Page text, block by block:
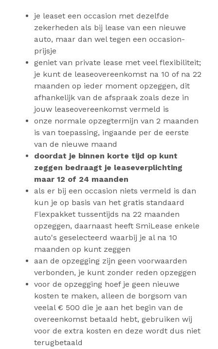
je leaset een occasion met dezelfde
zekerheden als bij lease van een nieuwe
auto, maar dan wel tegen een occasion-
prijsje
geniet van private lease met veel flexibiliteit;
je kunt de leaseovereenkomst na 10 of na 22
maanden op ieder moment opzeggen, dit
afhankelijk van de afspraak zoals deze in
jouw leaseovereenkomst vermeld is
onze normale opzegtermijn van 2 maanden
is van toepassing, ingaande per de eerste
van de nieuwe maand
doordat je binnen korte tijd op kunt
zeggen bedraagt je leaseverplichting
maar 12 of 24 maanden
als er bij een occasion niets vermeld is dan
kun je op basis van het gratis standaard
Flexpakket tussentijds na 22 maanden
opzeggen, daarnaast heeft SmiLease enkele
auto's geselecteerd waarbij je al na 10
maanden op kunt zeggen
aan de opzegging zijn geen voorwaarden
verbonden, je kunt zonder reden opzeggen
voor de opzegging hoef je geen nieuwe
kosten te maken, alleen de borgsom van
veelal € 500 die je aan het begin van de
overeenkomst betaald hebt, gebruiken wij
voor de extra kosten en deze wordt dus niet
terugbetaald